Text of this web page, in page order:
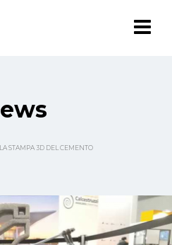
LA STAMPA 3D DEL CEMENTO